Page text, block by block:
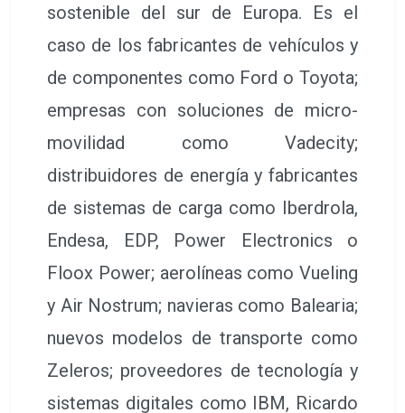
sostenible del sur de Europa. Es el
caso de los fabricantes de vehículos y
de componentes como Ford o Toyota;
empresas con soluciones de micro-
movilidad como Vadecity;
distribuidores de energía y fabricantes
de sistemas de carga como Iberdrola,
Endesa, EDP, Power Electronics o
Floox Power; aerolíneas como Vueling
y Air Nostrum; navieras como Balearia;
nuevos modelos de transporte como
Zeleros; proveedores de tecnología y
sistemas digitales como IBM, Ricardo